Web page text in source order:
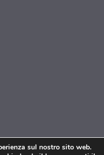
sul nostro sito web.